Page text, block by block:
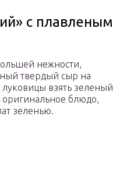
с плавленым
нежности,
твердый сыр на
взять зеленый
оригинальное блюдо,
зеленью.